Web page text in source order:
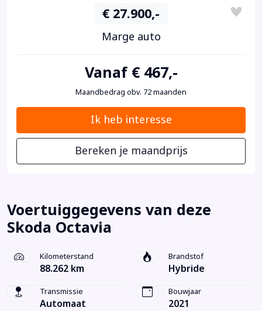
€ 27.900,-
Marge auto
Vanaf € 467,-
Maandbedrag obv. 72 maanden
Ik heb interesse
Bereken je maandprijs
Voertuiggegevens van deze
Skoda Octavia
Kilometerstand
88.262 km
Brandstof
Hybride
Transmissie
Automaat
Bouwjaar
2021